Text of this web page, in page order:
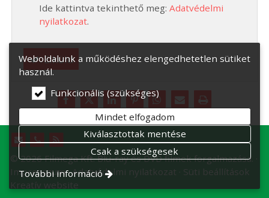
Ide kattintva tekinthető meg: Adatvédelmi
nyilatkozat.
Elküld
© 2026 Filmega Kft. Blu-ray és DVD filmek forgalmazása.
Impresszum Adatvédelmi nyilatkozat
Süti beállítások
Kreatív website
Weboldalunk a működéshez elengedhetetlen sütiket
használ.
Funkcionális (szükséges)
Mindet elfogadom
Kiválasztottak mentése
Csak a szükségesek
További információ